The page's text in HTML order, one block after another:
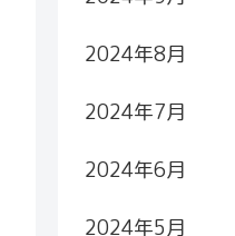
2024年8月
2024年7月
2024年6月
2024年5月